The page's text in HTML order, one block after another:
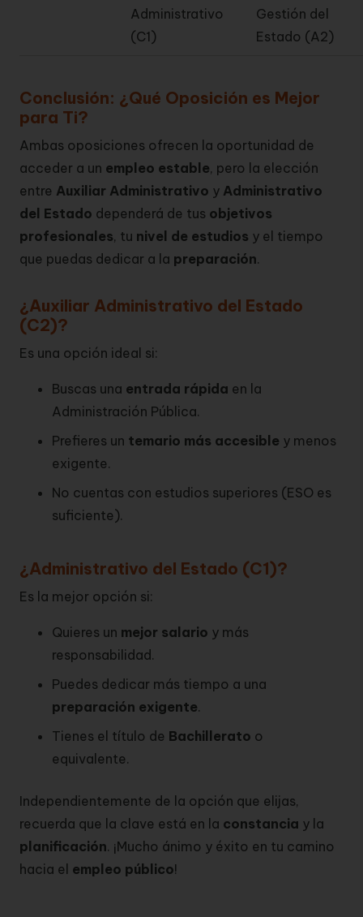
Administrativo
(C1)
Gestión del
Estado (A2)
Conclusión: ¿Qué Oposición es Mejor
para Ti?
Ambas oposiciones ofrecen la oportunidad de
acceder a un empleo estable, pero la elección
entre Auxiliar Administrativo y Administrativo
del Estado dependerá de tus objetivos
profesionales, tu nivel de estudios y el tiempo
que puedas dedicar a la preparación.
¿Auxiliar Administrativo del Estado
(C2)?
Es una opción ideal si:
Buscas una entrada rápida en la
Administración Pública.
Prefieres un temario más accesible y menos
exigente.
No cuentas con estudios superiores (ESO es
suficiente).
¿Administrativo del Estado (C1)?
Es la mejor opción si:
Quieres un mejor salario y más
responsabilidad.
Puedes dedicar más tiempo a una
preparación exigente.
Tienes el título de Bachillerato o
equivalente.
Independientemente de la opción que elijas,
recuerda que la clave está en la constancia y la
planificación. ¡Mucho ánimo y éxito en tu camino
hacia el empleo público!